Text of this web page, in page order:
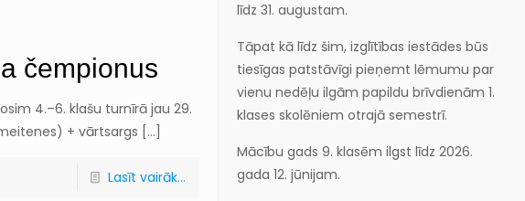
čempionus
4.–6. klašu turnīrā jau 29.
+ vārtsargs […]
Lasīt vairāk...
līdz 31. augustam.
Tāpat kā līdz šim, izglītības iestādes būs
tiesīgas patstāvīgi pieņemt lēmumu par
vienu nedēļu ilgām papildu brīvdienām 1.
klases skolēniem otrajā semestrī.
Mācību gads 9. klasēm ilgst līdz 2026.
gada 12. jūnijam.